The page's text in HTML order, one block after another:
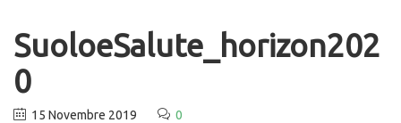
SuoloeSalute_horizon202
0
15 Novembre 2019 0